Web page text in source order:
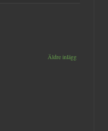
Äldre inlägg